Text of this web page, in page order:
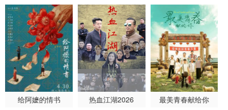
给阿嬷的情书 热血江湖2026 最美青春献给你